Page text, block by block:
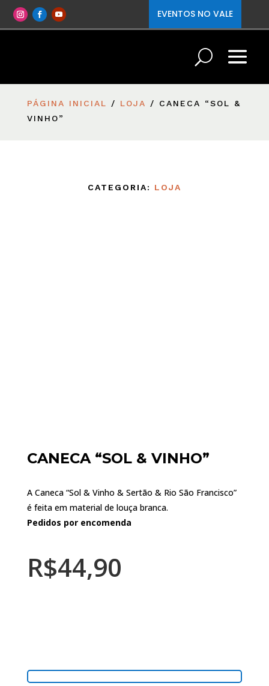
EVENTOS NO VALE
PÁGINA INICIAL / LOJA
/ CANECA “SOL &
VINHO”
CATEGORIA: LOJA
CANECA “SOL & VINHO”
A Caneca “Sol & Vinho & Sertão & Rio São Francisco”
é feita em material de louça branca.
Pedidos por encomenda
R$44,90